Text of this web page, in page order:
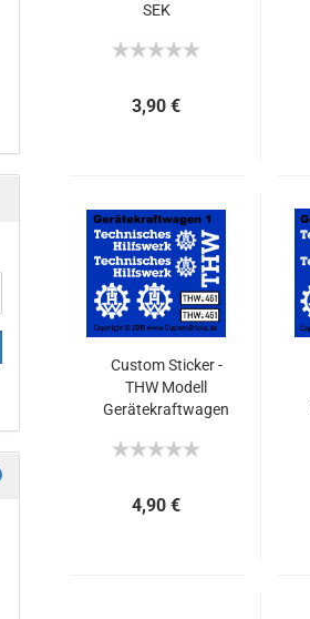
SEK
3,90 €
Custom Sticker -
THW Modell
Gerätekraftwagen
4,90 €